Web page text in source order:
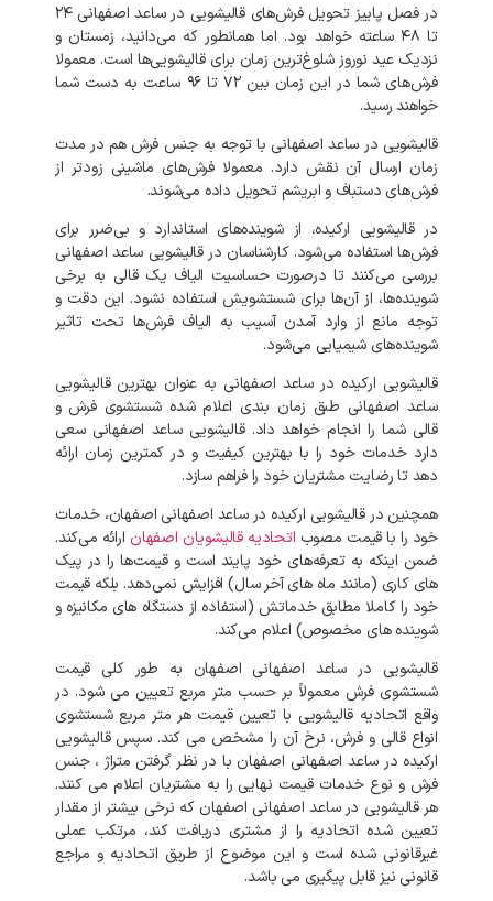
در فصل پاییز تحویل فرش‌های قالیشویی در ساعد اصفهانی ۲۴
تا ۴۸ ساعته خواهد بود. اما همانطور که می‌دانید، زمستان و
نزدیک عید نوروز شلوغ‌ترین زمان برای قالیشویی‌ها است. معمولا
فرش‌های شما در این زمان بین ۷۲ تا ۹۶ ساعت به دست شما
خواهند رسید.
قالیشویی در ساعد اصفهانی با توجه به جنس فرش هم در مدت
زمان ارسال آن نقش دارد. معمولا فرش‌های ماشینی زودتر از
فرش‌های دستباف و ابریشم تحویل داده می‌شوند.
در قالیشویی ارکیده، از شوینده‌های استاندارد و بی‌ضرر برای
فرش‌ها استفاده می‌شود.کارشناسان در قالیشویی ساعد اصفهانی
بررسی می‌کنند تا درصورت حساسیت الیاف یک قالی به برخی
شوینده‌ها، از آن‌ها برای شستشویش استفاده نشود. این دقت و
توجه مانع از وارد آمدن آسیب به الیاف فرش‌ها تحت تاثیر
شوینده‌های شیمیایی می‌شود.
قالیشویی ارکیده در ساعد اصفهانی به عنوان بهترین قالیشویی
ساعد اصفهانی طبق زمان بندی اعلام شده شستشوی فرش و
قالی شما را انجام خواهد داد.قالیشویی ساعد اصفهانی سعی
دارد خدمات خود را با بهترین کیفیت و در کمترین زمان ارائه
دهدتا رضایت مشتریان خود را فراهمسازد.
همچنین در قالیشویی ارکیده در ساعد اصفهانی اصفهان، خدمات
خود را با قیمت مصوب اتحادیه قالیشویان اصفهان ارائه می‌کند.
ضمن اینکه به تعرفه‌های خود پایند است و قیمت‌ها را در پیک‌
های کاری (مانند ماه‌ های آخر سال) افزایش نمی‌دهد. بلکه قیمت
خود را کاملا مطابق خدماتش (استفاده از دستگاه های مکانیزه و
شوینده‌ های مخصوص) اعلام می‌کند.
قالیشویی در ساعد اصفهانی اصفهان به طور کلی قیمت
شستشوی فرش معمولاً بر حسب متر مربع تعیین می شود. در
واقع اتحادیه قالیشویی با تعیین قیمت هر متر مربع شستشوی
انواع قالی و فرش، نرخ آن را مشخص می کند.سپس قالیشویی
ارکیده در ساعد اصفهانی اصفهان با در نظر گرفتن متراژ ، جنس
فرش و نوع خدمات قیمت نهایی را به مشتریان اعلام می کنند.
هر قالیشویی در ساعد اصفهانی اصفهان که نرخی بیشتر از مقدار
تعیین شده اتحادیه را از مشتری دریافت کند، مرتکب عملی
غیرقانونی شده است و این موضوع از طریق اتحادیه و مراجع
قانونی نیز قابل پیگیری می باشد.